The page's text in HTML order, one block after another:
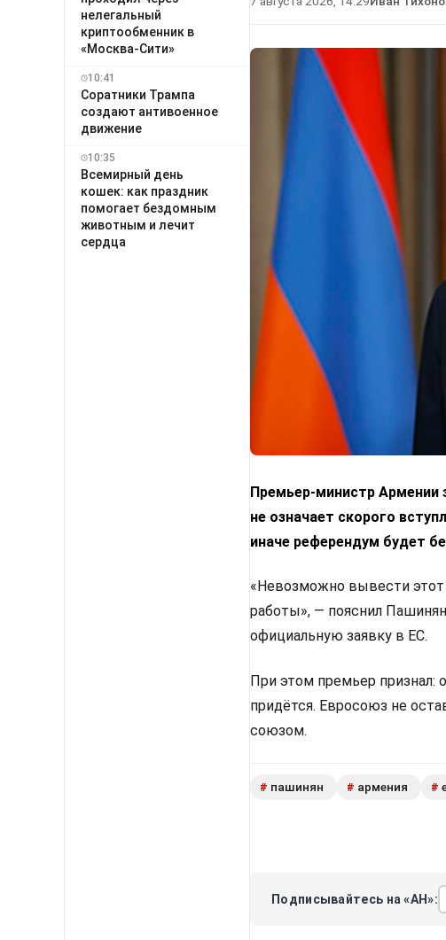
нелегальный
криптообменник в
«Москва-Сити»
10:41
Соратники Трампа
создают антивоенное
движение
10:35
Всемирный день
кошек: как праздник
помогает бездомным
животным и лечит
сердца
Премьер-министр Армении
не означает скорого
иначе референдум будет
«Невозможно вывести этот
работы», — пояснил
официальную заявку в ЕС.
При этом премьер признал:
придётся. Евросоюз не
союзом.
# пашинян # армения #
Подписывайтесь на «АН»: